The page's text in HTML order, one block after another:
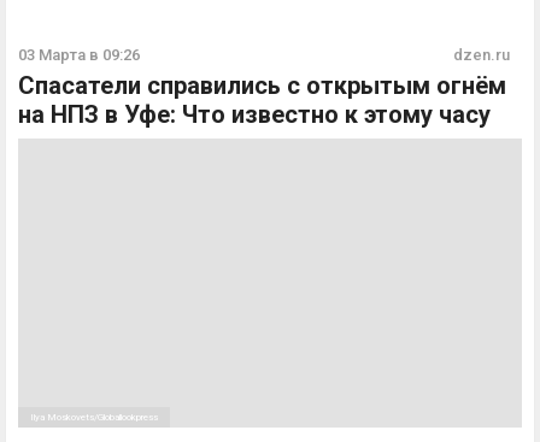
03 Марта в 09:26 dzen.ru
Спасатели справились с открытым огнём
на НПЗ в Уфе: Что известно к этому часу
Ilya Moskovets/Globallookpress